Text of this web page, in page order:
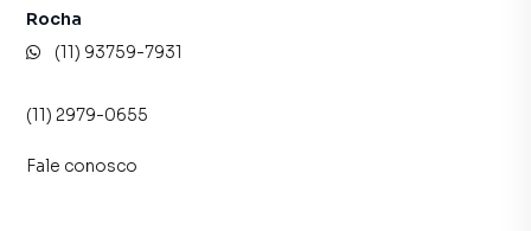
atendimento preparada para atender proprietários e
Rocha
(11) 93759-7931
(11) 2979-0655
Fale conosco